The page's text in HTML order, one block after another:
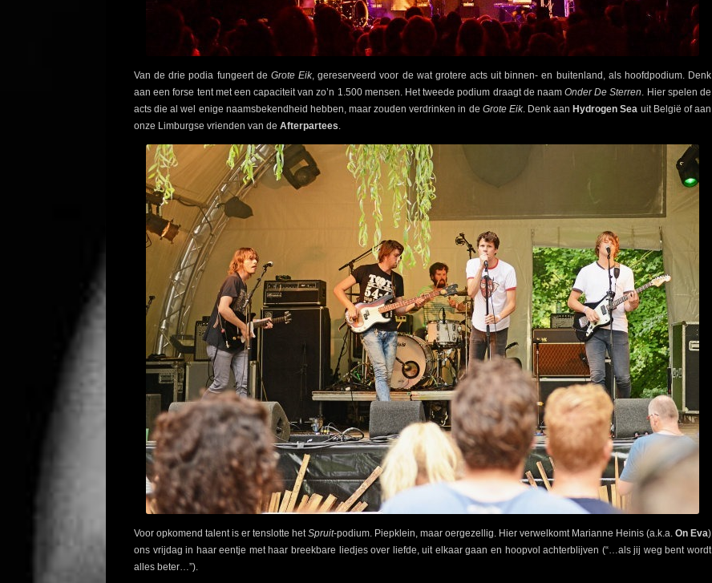
Van de drie podia fungeert de Grote Eik, gereserveerd voor de wat grotere acts uit binnen- en buitenland, als hoofdpodium. Denk
aan een forse tent met een capaciteit van zo’n 1.500 mensen. Het tweede podium draagt de naamOnder De Sterren. Hier spelen de
acts die al wel enige naamsbekendheid hebben, maar zouden verdrinken in de Grote Eik. Denk aan Hydrogen Sea uit België of aan
onze Limburgse vrienden van de Afterpartees.
Voor opkomend talent is er tenslotte hetSpruit-podium. Piepklein, maar oergezellig. Hier verwelkomt Marianne Heinis (a.k.a. On Eva)
ons vrijdag in haar eentje met haar breekbare liedjes over liefde, uit elkaar gaan en hoopvol achterblijven (“…als jij weg bent wordt
alles beter…”).